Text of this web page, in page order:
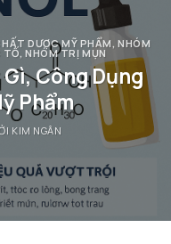
DƯỢC MỸ PHẨM,NHÓM
TỐ,NHÓM TRỊ MỤN
Công Dụng
Phẩm
KIM NGÂN